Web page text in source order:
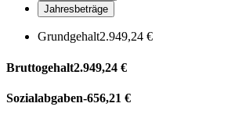
Jahresbeträge
Grundgehalt2.949,24 €
Bruttogehalt2.949,24 €
Sozialabgaben-656,21 €